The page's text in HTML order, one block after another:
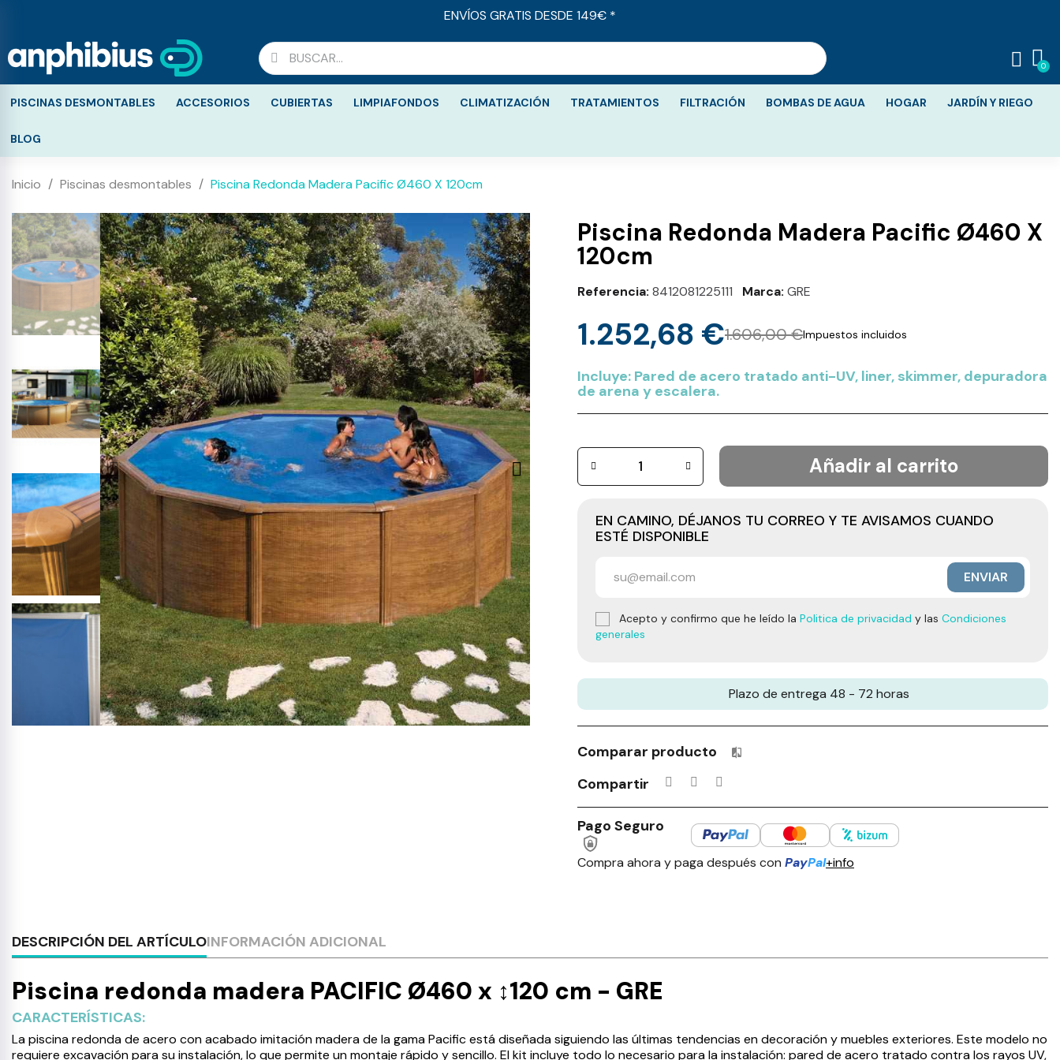
ENVÍOS GRATIS DESDE 149€ *
PISCINAS DESMONTABLES ACCESORIOS CUBIERTAS LIMPIAFONDOS CLIMATIZACIÓN TRATAMIENTOS FILTRACIÓN BOMBAS DE AGUA HOGAR JARDÍN Y RIEGO
BLOG
Inicio Piscinas desmontables Piscina Redonda Madera Pacific Ø460 X 120cm
Piscina Redonda Madera Pacific Ø460 X
120cm
Referencia 8412081225111 Marca GRE
1.606,00 €
1.252,68 € Impuestos incluidos
Incluye: Pared de acero tratado anti-UV, liner, skimmer, depuradora
de arena y escalera.
Añadir al carrito
EN CAMINO, DÉJANOS TU CORREO Y TE AVISAMOS CUANDO
ESTÉ DISPONIBLE
ENVIAR
Acepto y confirmo que he leído la Politica de privacidad y las Condiciones
generales
Plazo de entrega 48 - 72 horas
Comparar producto Productos incluidos en tu lista de comparación: 0 / 4
Compartir
Pago Seguro
Compra ahora y paga después con PayPal+info
DESCRIPCIÓN DEL ARTÍCULOINFORMACIÓN ADICIONAL
Piscina redonda madera PACIFIC Ø460 x ↕120 cm - GRE
CARACTERÍSTICAS:
La piscina redonda de acero con acabado imitación madera de la gama Pacific está diseñada siguiendo las últimas tendencias en decoración y muebles exteriores. Este modelo no
requiere excavación para su instalación, lo que permite un montaje rápido y sencillo. El kit incluye todo lo necesario para la instalación: pared de acero tratado contra los rayos UV,